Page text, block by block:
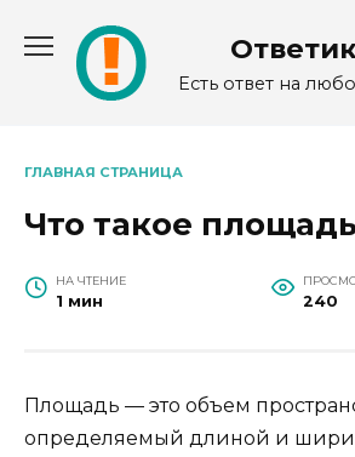
содержанию
Есть ответ на
ГЛАВНАЯ СТРАНИЦА
Что такое площадь
НА ЧТЕНИЕ
1 мин 240
Площадь — это объем
определяемый длиной и